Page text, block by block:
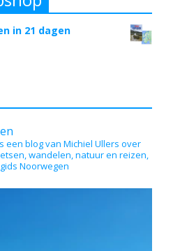
in 21 dagen
een blog van Michiel Ullers over
wandelen, natuur en reizen,
Noorwegen